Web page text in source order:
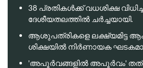
38 പ്രതികൾക്ക് വധശിക്ഷ
ദേശീയതലത്തിൽ ചർച്ചയായി.
ആശുപത്രികളെ ലക്ഷ്യമിട്ട
ശിക്ഷയിൽ നിർണായക
'അപൂർവങ്ങളിൽ അപൂർവം'